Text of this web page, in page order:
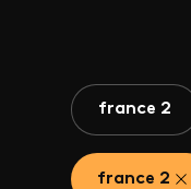
france 2
france 2